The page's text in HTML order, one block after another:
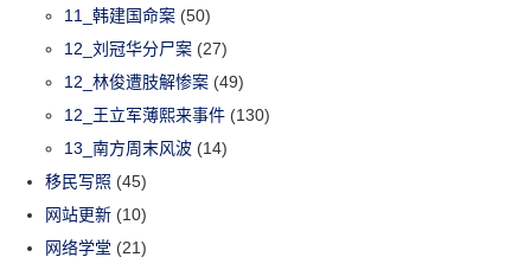
11_韩建国命案 (50)
12_刘冠华分尸案 (27)
12_林俊遭肢解惨案 (49)
12_王立军薄熙来事件 (130)
13_南方周末风波 (14)
移民写照 (45)
网站更新 (10)
网络学堂 (21)